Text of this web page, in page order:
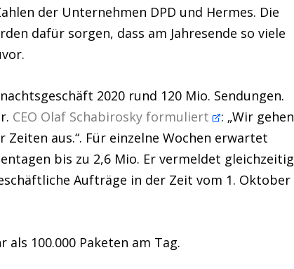
der Unternehmen DPD und Hermes. Die
dafür sorgen, dass am Jahresende so viele
2020 rund 120 Mio. Sendungen.
CEO Olaf Schabirosky formuliert : „Wir gehen
aus.“. Für einzelne Wochen erwartet
bis zu 2,6 Mio. Er vermeldet gleichzeitig
Aufträge in der Zeit vom 1. Oktober
100.000 Paketen am Tag.